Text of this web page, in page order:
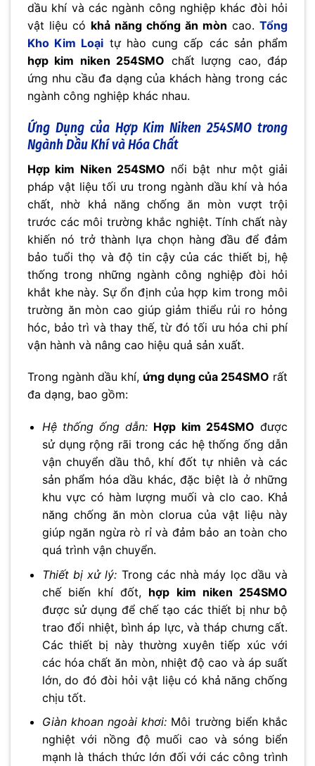
dầu khí và các ngành công nghiệp khác đòi hỏi
vật liệu có khả năng chống ăn mòn cao. Tổng
Kho Kim Loại tự hào cung cấp các sản phẩm
hợp kim niken 254SMO chất lượng cao, đáp
ứng nhu cầu đa dạng của khách hàng trong các
ngành công nghiệp khác nhau.
Ứng Dụng của Hợp Kim Niken 254SMO trong
Ngành Dầu Khí và Hóa Chất
Hợp kim Niken 254SMO nổi bật như một giải
pháp vật liệu tối ưu trong ngành dầu khí và hóa
chất, nhờ khả năng chống ăn mòn vượt trội
trước các môi trường khắc nghiệt. Tính chất này
khiến nó trở thành lựa chọn hàng đầu để đảm
bảo tuổi thọ và độ tin cậy của các thiết bị, hệ
thống trong những ngành công nghiệp đòi hỏi
khắt khe này. Sự ổn định của hợp kim trong môi
trường ăn mòn cao giúp giảm thiểu rủi ro hỏng
hóc, bảo trì và thay thế, từ đó tối ưu hóa chi phí
vận hành và nâng cao hiệu quả sản xuất.
Trong ngành dầu khí, ứng dụng của 254SMO rất
đa dạng, bao gồm:
Hệ thống ống dẫn: Hợp kim 254SMO được
sử dụng rộng rãi trong các hệ thống ống dẫn
vận chuyển dầu thô, khí đốt tự nhiên và các
sản phẩm hóa dầu khác, đặc biệt là ở những
khu vực có hàm lượng muối và clo cao. Khả
năng chống ăn mòn clorua của vật liệu này
giúp ngăn ngừa rò rỉ và đảm bảo an toàn cho
quá trình vận chuyển.
Thiết bị xử lý: Trong các nhà máy lọc dầu và
chế biến khí đốt, hợp kim niken 254SMO
được sử dụng để chế tạo các thiết bị như bộ
trao đổi nhiệt, bình áp lực, và tháp chưng cất.
Các thiết bị này thường xuyên tiếp xúc với
các hóa chất ăn mòn, nhiệt độ cao và áp suất
lớn, do đó đòi hỏi vật liệu có khả năng chống
chịu tốt.
Giàn khoan ngoài khơi: Môi trường biển khắc
nghiệt với nồng độ muối cao và sóng biển
mạnh là thách thức lớn đối với các công trình